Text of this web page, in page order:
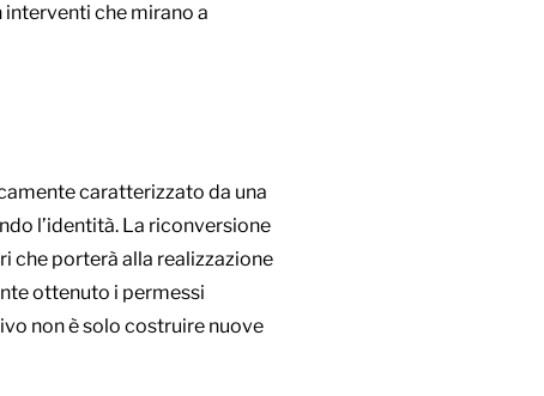
che mirano a
caratterizzato da una
l’identità. La riconversione
che porterà alla realizzazione
ottenuto i permessi
non è solo costruire nuove